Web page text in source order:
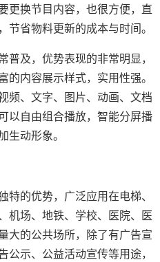
更换节目内容，也很方便，直
省物料更新的成本与时间。
及，优势表现的非常明显，
内容展示样式，实用性强。
频、文字、图片、动画、文档
以自由组合播放，智能分屏播
生动形象。
的优势，广泛应用在电梯、
机场、地铁、学校、医院、医
大的公共场所，除了有广告宣
示、公益活动宣传等用途，